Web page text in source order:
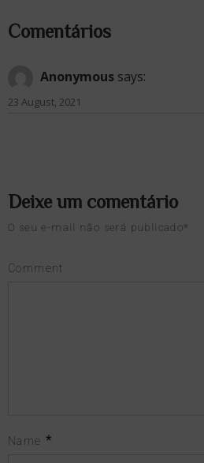
Comentários
Anonymous says:
23 August, 2021
Deixe um comentário
O seu e-mail não será publicado*
Comment
Name *